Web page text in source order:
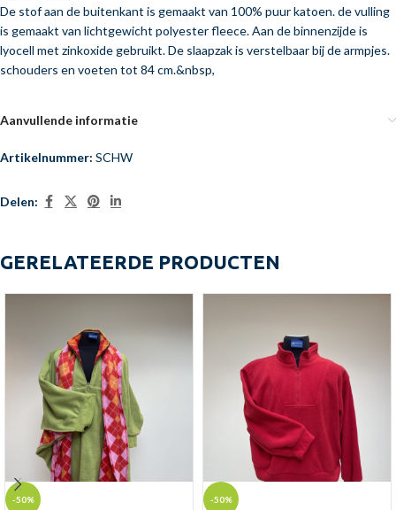
De stof aan de buitenkant is gemaakt van 100% puur katoen. de vulling
is gemaakt van lichtgewicht polyester fleece. Aan de binnenzijde is
lyocell met zinkoxide gebruikt. De slaapzak is verstelbaar bij de armpjes.
schouders en voeten tot 84 cm.&nbsp,
Aanvullende informatie
Artikelnummer: SCHW
Delen:
GERELATEERDE PRODUCTEN
-50% -50%